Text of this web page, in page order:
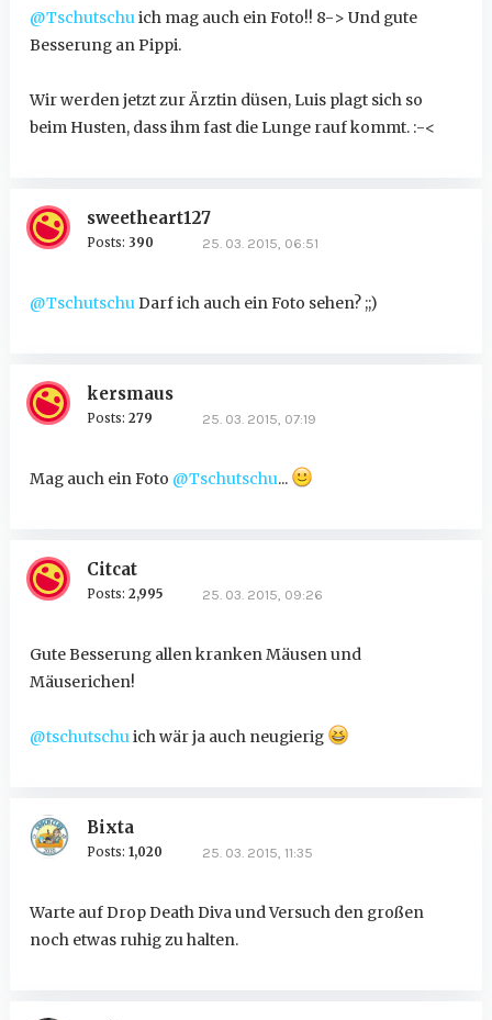
@Tschutschuich mag auch ein Foto!! 8-> Und gute
Besserung an Pippi.
Wir werden jetzt zur Ärztin düsen, Luis plagt sich so
beim Husten, dass ihm fast die Lunge rauf kommt. :-<
sweetheart127
Posts: 390 25. 03. 2015, 06:51
@TschutschuDarf ich auch ein Foto sehen? ;;)
kersmaus
Posts: 279 25. 03. 2015, 07:19
Mag auch ein Foto @Tschutschu...
Citcat
Posts: 2,995 25. 03. 2015, 09:26
Gute Besserung allen kranken Mäusen und
Mäuserichen!
@tschutschuich wär ja auch neugierig
Bixta
Posts: 1,020 25. 03. 2015, 11:35
Warte auf Drop Death Diva und Versuch den großen
noch etwas ruhig zu halten.